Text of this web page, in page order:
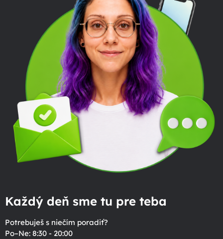
Každý deň sme tu pre teba
Potrebuješ s niečím poradiť?
Po–Ne: 8:30 - 20:00